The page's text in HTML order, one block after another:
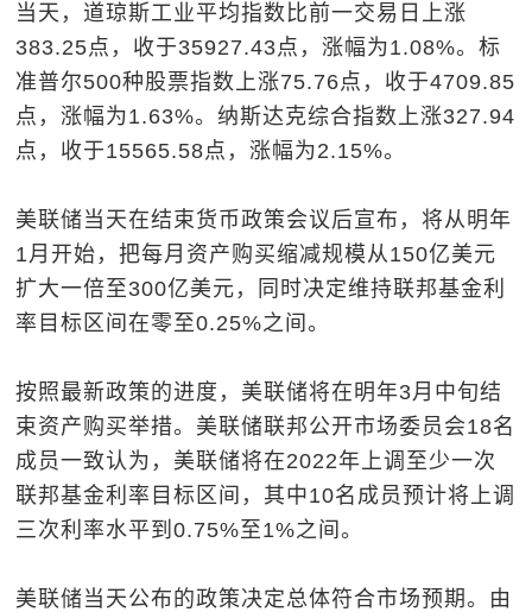
当天，道琼斯工业平均指数比前一交易日上涨
383.25点，收于35927.43点，涨幅为1.08%。标
准普尔500种股票指数上涨75.76点，收于4709.85
点，涨幅为1.63%。纳斯达克综合指数上涨327.94
点，收于15565.58点，涨幅为2.15%。
美联储当天在结束货币政策会议后宣布，将从明年
1月开始，把每月资产购买缩减规模从150亿美元
扩大一倍至300亿美元，同时决定维持联邦基金利
率目标区间在零至0.25%之间。
按照最新政策的进度，美联储将在明年3月中旬结
束资产购买举措。美联储联邦公开市场委员会18名
成员一致认为，美联储将在2022年上调至少一次
联邦基金利率目标区间，其中10名成员预计将上调
三次利率水平到0.75%至1%之间。
美联储当天公布的政策决定总体符合市场预期。由